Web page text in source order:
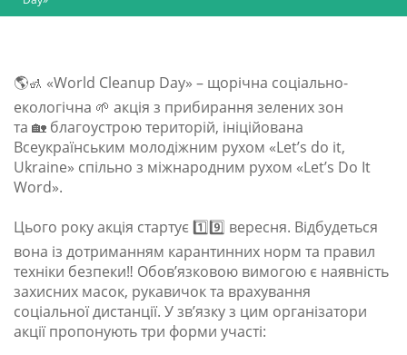
🌎🚮 «World Cleanup Day» – щорічна соціально-
екологічна 🌱 акція з прибирання зелених зон
та 🏡 благоустрою територій, ініційована
Всеукраїнським молодіжним рухом «Let’s do it,
Ukraine» спільно з міжнародним рухом «Let’s Do It
Word».
Цього року акція стартує 1️⃣9️⃣ вересня. Відбудеться
вона із дотриманням карантинних норм та правил
техніки безпеки‼️ Обов’язковою вимогою є наявність
захисних масок, рукавичок та врахування
соціальної дистанції. У зв’язку з цим організатори
акції пропонують три форми участі: